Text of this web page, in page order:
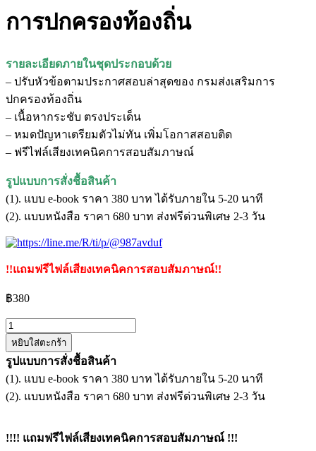
การปกครองท้องถิ่น
รายละเอียดภายในชุดประกอบด้วย
– ปรับหัวข้อตามประกาศสอบล่าสุดของ กรมส่งเสริมการ
ปกครองท้องถิ่น
– เนื้อหากระชับ ตรงประเด็น
– หมดปัญหาเตรียมตัวไม่ทัน เพิ่มโอกาสสอบติด
– ฟรีไฟล์เสียงเทคนิคการสอบสัมภาษณ์
รูปแบบการสั่งชื้อสินค้า
(1). แบบ e-book ราคา 380 บาท ได้รับภายใน 5-20 นาที
(2). แบบหนังสือ ราคา 680 บาท ส่งฟรีด่วนพิเศษ 2-3 วัน
!!แถมฟรีไฟล์เสียงเทคนิคการสอบสัมภาษณ์!!
฿380
จำนวน
แนว
ข้อสอบ
เจ้า
พนักงาน
ปฏิบัติ
หยิบใส่ตะกร้า
รูปแบบการสั่งชื้อสินค้า
(1). แบบ e-book ราคา 380 บาท ได้รับภายใน 5-20 นาที
(2). แบบหนังสือ ราคา 680 บาท ส่งฟรีด่วนพิเศษ 2-3 วัน
!!!! แถมฟรีไฟล์เสียงเทคนิคการสอบสัมภาษณ์ !!!